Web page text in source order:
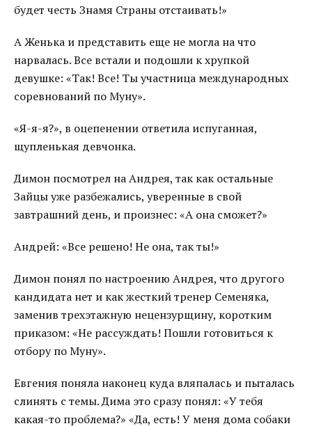
будет честь Знамя Страны отстаивать!»
А Женька и представить еще не могла на что
нарвалась. Все встали и подошли к хрупкой
девушке: «Так! Все! Ты участница международных
соревнований по Муну».
«Я-я-я?», в оцепенении ответила испуганная,
щупленькая девчонка.
Димон посмотрел на Андрея, так как остальные
Зайцы уже разбежались, уверенные в свой
завтрашний день, и произнес: «А она сможет?»
Андрей: «Все решено! Не она, так ты!»
Димон понял по настроению Андрея, что другого
кандидата нет и как жесткий тренер Семеняка,
заменив трехэтажную нецензурщину, коротким
приказом: «Не рассуждать! Пошли готовиться к
отбору по Муну».
Евгения поняла наконец куда вляпалась и пыталась
слинять с темы. Дима это сразу понял: «У тебя
какая-то проблема?» «Да, есть! У меня дома собаки